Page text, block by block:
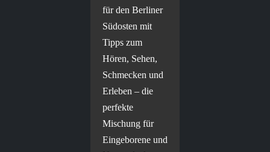
für den Berliner
Südosten mit
Tipps zum
Hören, Sehen,
Schmecken und
Erleben – die
perfekte
Mischung für
Eingeborene und